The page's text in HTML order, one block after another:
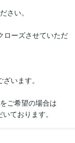
さい。
ローズさせていただ
います。
ご希望の場合は
ております。